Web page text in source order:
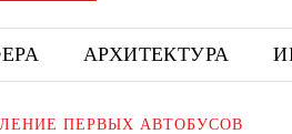
АРХИТЕКТУРА
ПЕРВЫХ АВТОБУСОВ